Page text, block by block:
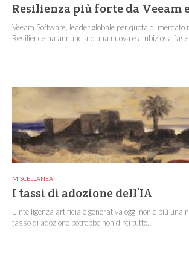
Resilienza più forte da Veeam
Veeam Software, leader globale per quota di mercato
Resilience,ha annunciato una nuova e ambiziosa
MISCELLANEA
I tassi di adozione dell’IA
L’intelligenza artificiale generativa oggi non è più una
tasso di adozione potrebbe non dirci tutto...